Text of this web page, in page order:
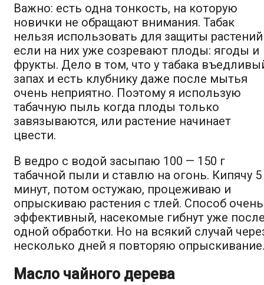
Важно: есть одна тонкость, на которую
новички не обращают внимания. Табак
нельзя использовать для защиты растений
если на них уже созревают плоды: ягоды и
фрукты. Дело в том, что у табака
запах и есть клубнику даже после мытья
очень неприятно. Поэтому я использую
табачную пыль когда плоды только
завязываются, или растение начинает
цвести.
В ведро с водой засыпаю 100 — 150 г
табачной пыли и ставлю на огонь. Кипячу 5
минут, потом остужаю, процеживаю и
опрыскиваю растения с тлей. Способ очень
эффективный, насекомые гибнут уже
одной обработки. Но на всякий случай
несколько дней я повторяю опрыскивание.
Масло чайного дерева